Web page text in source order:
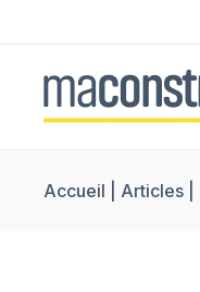
Accueil Articles